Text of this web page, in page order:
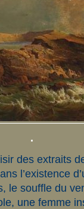
.
des extraits
l’existence
le souffle du
une femme